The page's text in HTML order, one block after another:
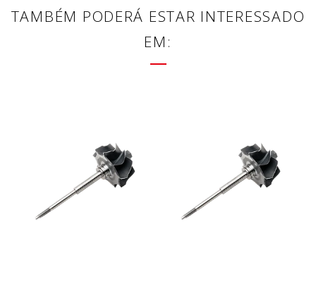
TAMBÉM PODERÁ ESTAR INTERESSADO
EM: